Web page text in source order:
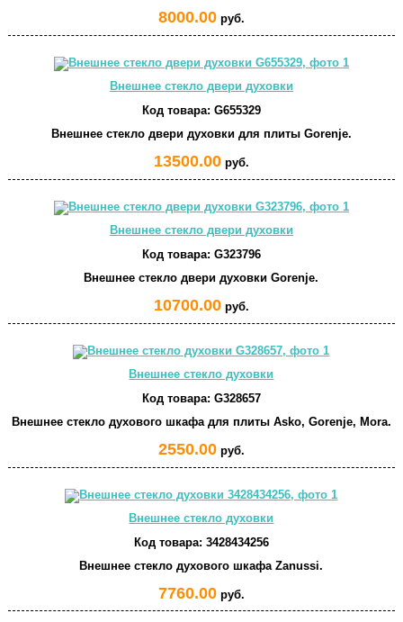
8000.00руб.
Внешнее стекло двери духовки
Код товара: G655329
Внешнее стекло двери духовки для плиты Gorenje.
13500.00руб.
Внешнее стекло двери духовки
Код товара: G323796
Внешнее стекло двери духовки Gorenje.
10700.00руб.
Внешнее стекло духовки
Код товара: G328657
Внешнее стекло духового шкафа для плиты Asko, Gorenje, Mora.
2550.00руб.
Внешнее стекло духовки
Код товара: 3428434256
Внешнее стекло духового шкафа Zanussi.
7760.00руб.